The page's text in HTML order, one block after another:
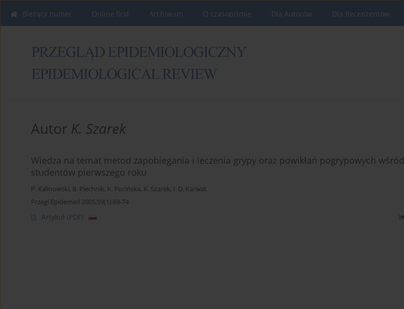
Bieżący numer Online first Archiwum O czasopiśmie Dla Autorów Dla Recenzentów
Autor K. Szarek
Wiedza na temat metod zapobiegania i leczenia grypy oraz powikłań pogrypowych wśród
studentów pierwszego roku
P. Kalinowski, B. Piechnik, K. Pocińska, K. Szarek, I. D. Karwat
Przegl Epidemiol 2005;59(1):69-74
Artykuł (PDF)